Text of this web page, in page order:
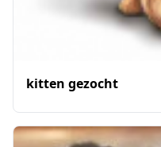
kitten gezocht